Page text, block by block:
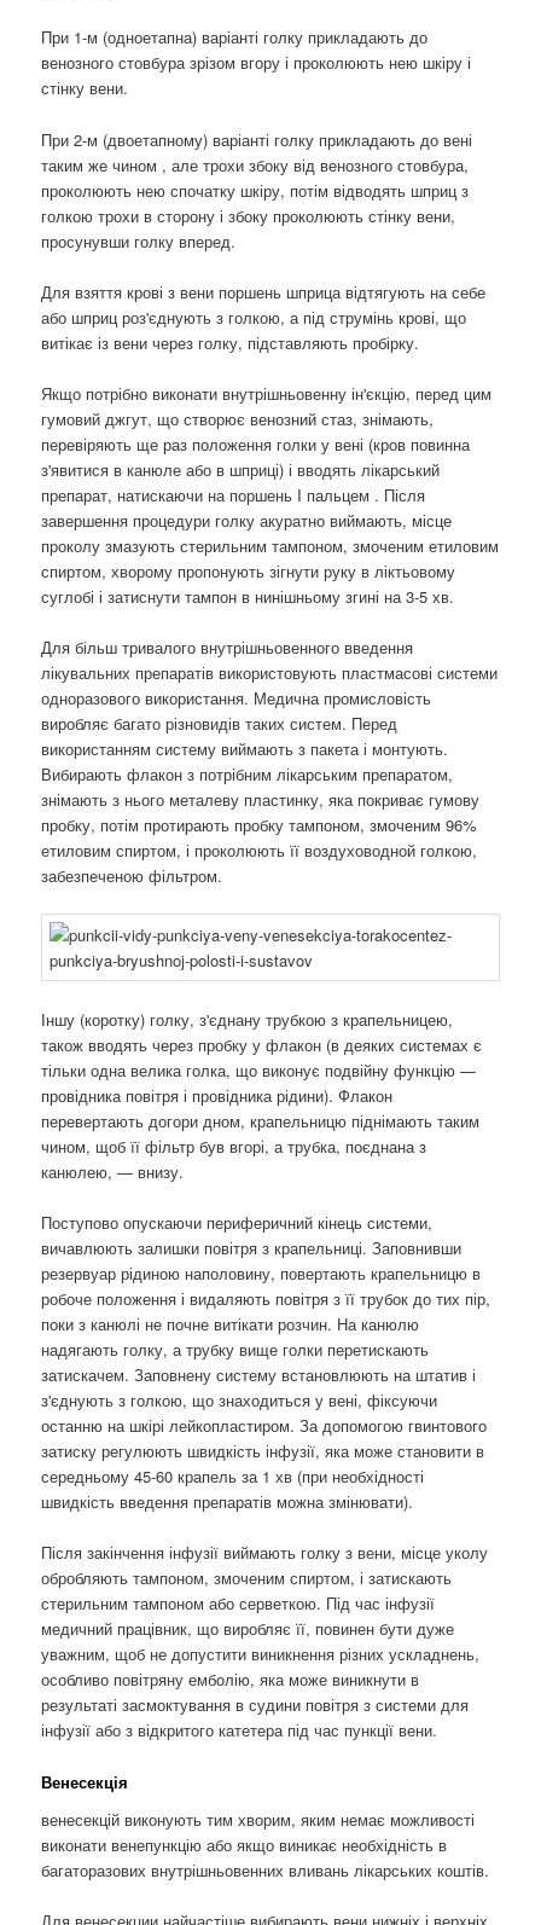
При 1-м (одноетапна) варіанті голку прикладають до
венозного стовбура зрізом вгору і проколюють нею шкіру і
стінку вени.
При 2-м (двоетапному) варіанті голку прикладають до вені
таким же чином , але трохи збоку від венозного стовбура,
проколюють нею спочатку шкіру, потім відводять шприц з
голкою трохи в сторону і збоку проколюють стінку вени,
просунувши голку вперед.
Для взяття крові з вени поршень шприца відтягують на себе
або шприц роз'єднують з голкою, а під струмінь крові, що
витікає із вени через голку, підставляють пробірку.
Якщо потрібно виконати внутрішньовенну ін'єкцію, перед цим
гумовий джгут, що створює венозний стаз, знімають,
перевіряють ще раз положення голки у вені (кров повинна
з'явитися в канюле або в шприці) і вводять лікарський
препарат, натискаючи на поршень I пальцем . Після
завершення процедури голку акуратно виймають, місце
проколу змазують стерильним тампоном, змоченим етиловим
спиртом, хворому пропонують зігнути руку в ліктьовому
суглобі і затиснути тампон в нинішньому згині на 3-5 хв.
Для більш тривалого внутрішньовенного введення
лікувальних препаратів використовують пластмасові системи
одноразового використання. Медична промисловість
виробляє багато різновидів таких систем. Перед
використанням систему виймають з пакета і монтують.
Вибирають флакон з потрібним лікарським препаратом,
знімають з нього металеву пластинку, яка покриває гумову
пробку, потім протирають пробку тампоном, змоченим 96%
етиловим спиртом, і проколюють її воздуховодной голкою,
забезпеченою фільтром.
Іншу (коротку) голку, з'єднану трубкою з крапельницею,
також вводять через пробку у флакон (в деяких системах є
тільки одна велика голка, що виконує подвійну функцію —
провідника повітря і провідника рідини). Флакон
перевертають догори дном, крапельницю піднімають таким
чином, щоб її фільтр був вгорі, а трубка, поєднана з
канюлею, — внизу.
Поступово опускаючи периферичний кінець системи,
вичавлюють залишки повітря з крапельниці. Заповнивши
резервуар рідиною наполовину, повертають крапельницю в
робоче положення і видаляють повітря з її трубок до тих пір,
поки з канюлі не почне витікати розчин. На канюлю
надягають голку, а трубку вище голки перетискають
затискачем. Заповнену систему встановлюють на штатив і
з'єднують з голкою, що знаходиться у вені, фіксуючи
останню на шкірі лейкопластиром. За допомогою гвинтового
затиску регулюють швидкість інфузії, яка може становити в
середньому 45-60 крапель за 1 хв (при необхідності
швидкість введення препаратів можна змінювати).
Після закінчення інфузії виймають голку з вени, місце уколу
обробляють тампоном, змоченим спиртом, і затискають
стерильним тампоном або серветкою. Під час інфузії
медичний працівник, що виробляє її, повинен бути дуже
уважним, щоб не допустити виникнення різних ускладнень,
особливо повітряну емболію, яка може виникнути в
результаті засмоктування в судини повітря з системи для
інфузії або з відкритого катетера під час пункції вени.
Венесекція
венесекцій виконують тим хворим, яким немає можливості
виконати венепункцію або якщо виникає необхідність в
багаторазових внутрішньовенних вливань лікарських коштів.